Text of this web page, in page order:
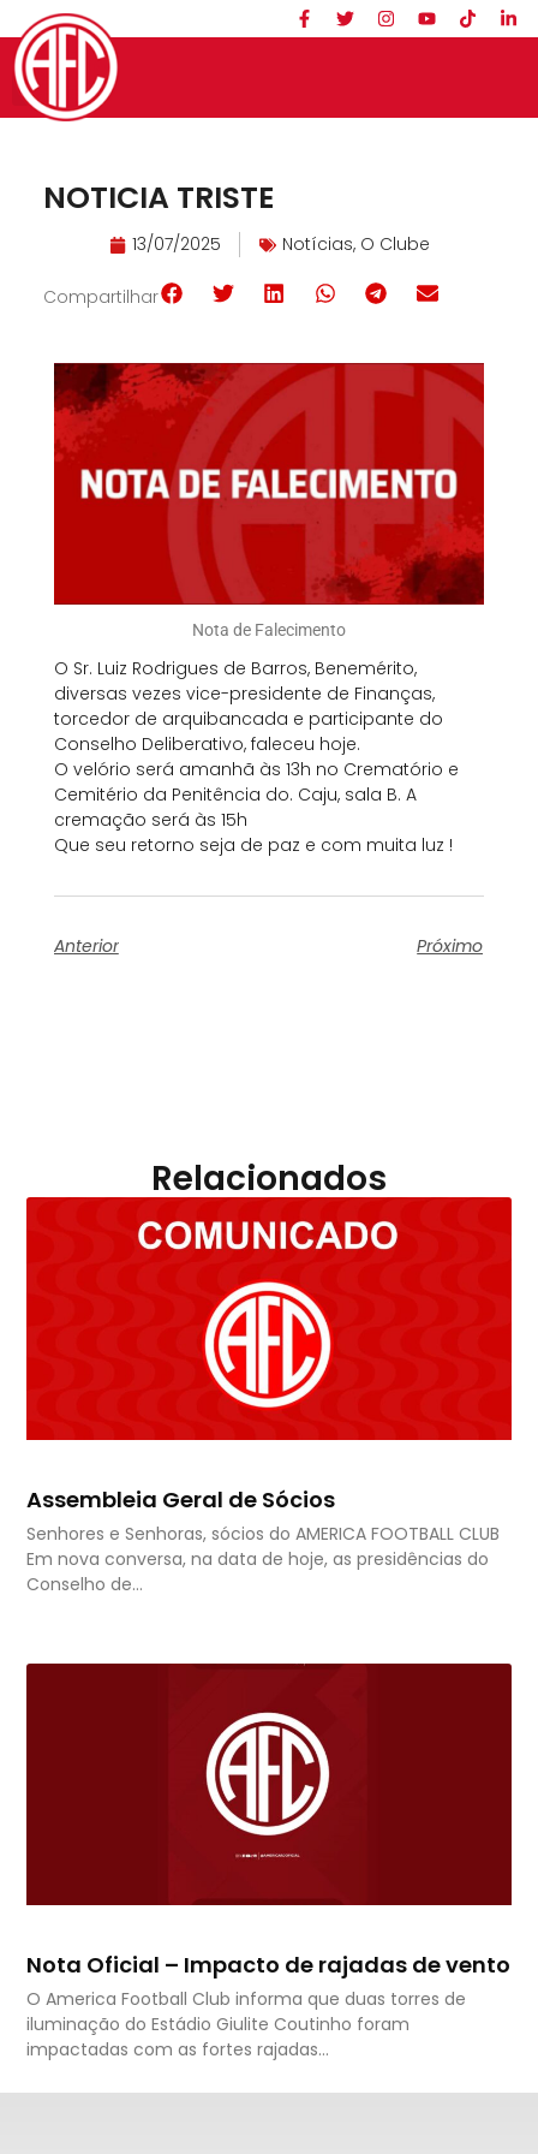
NOTICIA TRISTE
13/07/2025 Notícias, O Clube
Compartilhar
Nota de Falecimento
O Sr. Luiz Rodrigues de Barros, Benemérito,
diversas vezes vice-presidente de Finanças,
torcedor de arquibancada e participante do
Conselho Deliberativo, faleceu hoje.
O velório será amanhã às 13h no Crematório e
Cemitério da Penitência do. Caju, sala B. A
cremação será às 15h
Que seu retorno seja de paz e com muita luz !
Anterior Próximo
Relacionados
Assembleia Geral de Sócios
Senhores e Senhoras, sócios do AMERICA FOOTBALL CLUB
Em nova conversa, na data de hoje, as presidências do
Conselho de…
Nota Oficial – Impacto de rajadas de vento
O America Football Club informa que duas torres de
iluminação do Estádio Giulite Coutinho foram
impactadas com as fortes rajadas…